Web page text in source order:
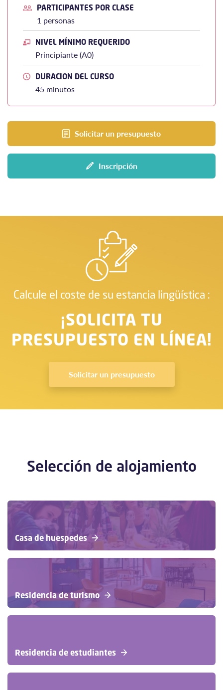
PARTICIPANTES POR CLASE
1 personas
NIVEL MÍNIMO REQUERIDO
Principiante (A0)
DURACION DEL CURSO
45 minutos
Solicitar un presupuesto
Inscripción
Calcule el coste de su estancia lingüística :
¡SOLICITA TU
PRESUPUESTO EN LÍNEA!
Solicitar un presupuesto
Selección de alojamiento
Casa de huespedes
Residencia de turismo
Residencia de estudiantes